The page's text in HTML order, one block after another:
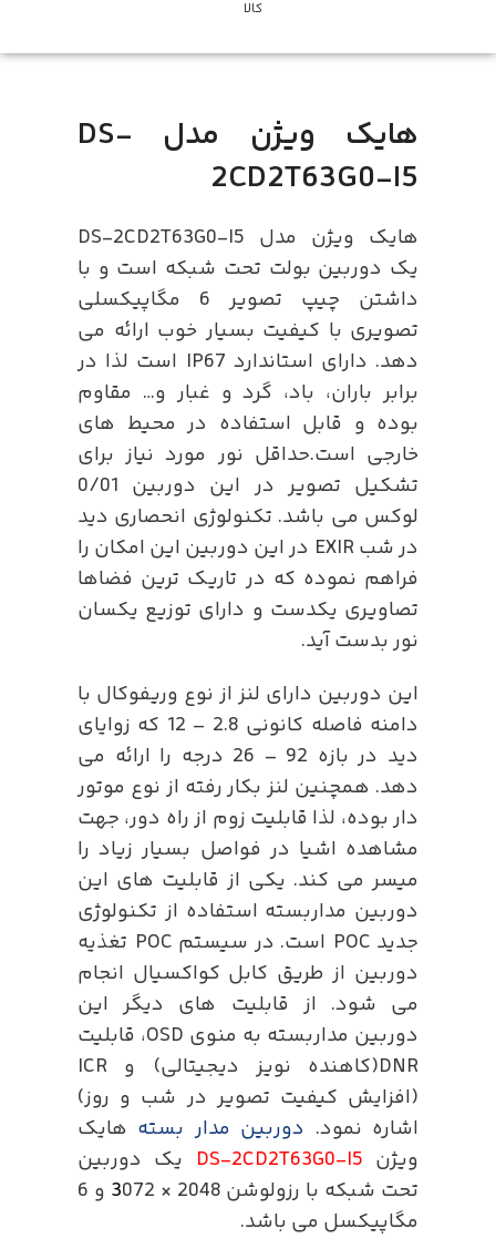
کالا
هایک ویژن مدل DS-
2CD2T63G0-I5
هایک ویژن مدل DS-2CD2T63G0-I5
یک دوربین بولت تحت شبکه است و با
داشتن چیپ تصویر 6 مگاپیکسلی
تصویری با کیفیت بسیار خوب ارائه می
دهد. دارای استاندارد IP67 است لذا در
برابر باران، باد، گرد و غبار و… مقاوم
بوده و قابل استفاده در محیط های
خارجی است.حداقل نور مورد نیاز برای
تشکیل تصویر در این دوربین 0/01
لوکس می باشد. تکنولوژی انحصاری دید
در شب EXIR در این دوربین این امکان را
فراهم نموده که در تاریک ترین فضاها
تصاویری یکدست و دارای توزیع یکسان
نور بدست آید.
این دوربین دارای لنز از نوع وریفوکال با
دامنه فاصله کانونی 2.8 – 12 که زوایای
دید در بازه 92 – 26 درجه را ارائه می
دهد. همچنین لنز بکار رفته از نوع موتور
دار بوده، لذا قابلیت زوم از راه دور، جهت
مشاهده اشیا در فواصل بسیار زیاد را
میسر می کند. یکی از قابلیت های این
دوربین مداربسته استفاده از تکنولوژی
جدید POC است. در سیستم POC تغذیه
دوربین از طریق کابل کواکسیال انجام
می شود. از قابلیت های دیگر این
دوربین مداربسته به منوی OSD، قابلیت
DNR(کاهنده نویز دیجیتالی) و ICR
(افزایش کیفیت تصویر در شب و روز)
اشاره نمود. دوربین مدار بسته هایک
ویژن
یک دوربین
تحت شبکه با رزولوشن 2048 ×
3
072 و 6
مگاپیکسل می باشد.